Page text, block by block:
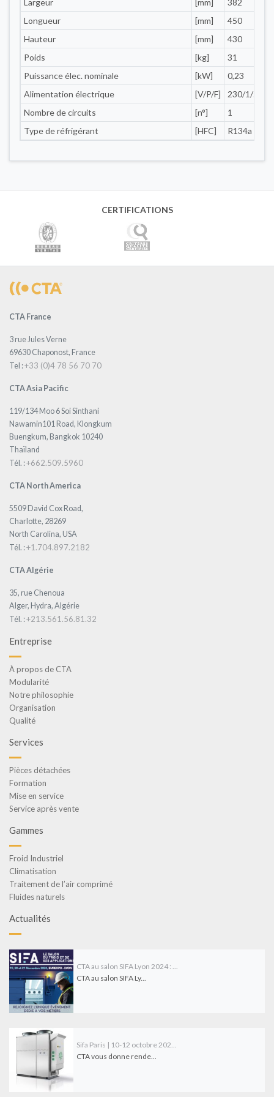
Largeur
[mm] 382
Longueur
[mm] 450
Hauteur
[mm] 430
Poids
[kg] 31
Puissance élec. nominale
[kW] 0,23
Alimentation électrique
[V/P/F] 230/1/50
Nombre de circuits
[n°] 1
Type de réfrigérant
[HFC] R134a
CERTIFICATIONS
CTA France
3 rue Jules Verne
69630 Chaponost, France
Tel :+33 (0)4 78 56 70 70
CTA Asia Pacific
119/134 Moo 6 Soi Sinthani
Nawamin101 Road, Klongkum
Buengkum, Bangkok 10240
Thaïland
Tél. :+662.509.5960
CTA North America
5509 David Cox Road,
Charlotte, 28269
North Carolina, USA
Tél. :+1.704.897.2182
CTA Algérie
35, rue Chenoua
Alger, Hydra, Algérie
Tél. :+213.561.56.81.32
Entreprise
À propos de CTA
Modularité
Notre philosophie
Organisation
Qualité
Services
Pièces détachées
Formation
Mise en service
Service après vente
Gammes
Froid Industriel
Climatisation
Traitement de l’air comprimé
Fluides naturels
Actualités
CTA au salon SIFA Lyon 2024 : ...
CTA au salon SIFA Ly...
Sifa Paris | 10-12 octobre 202...
CTA vous donne rende...